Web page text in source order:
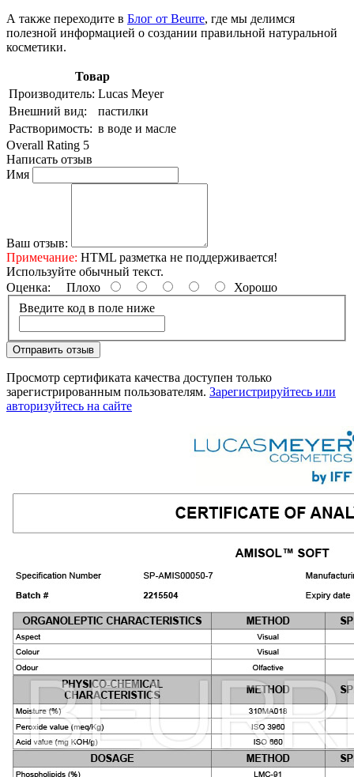
А также переходите в Блог от Beurre, где мы делимся
полезной информацией о создании правильной натуральной
косметики.
Товар
Производитель: Lucas Meyer
Внешний вид:
пастилки
Растворимость: в воде и масле
Overall Rating 5
Написать отзыв
Имя
Ваш отзыв:
Примечание: HTML разметка не поддерживается!
Используйте обычный текст.
Оценка: Плохо
Хорошо
Введите код в поле ниже
Отправить отзыв
Просмотр сертификата качества доступен только
зарегистрированным пользователям. Зарегистрируйтесь или
авторизуйтесь на сайте